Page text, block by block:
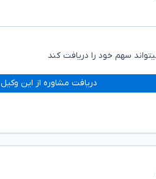
سهم خود را دریافت کند
دریافت مشاوره از این وکیل